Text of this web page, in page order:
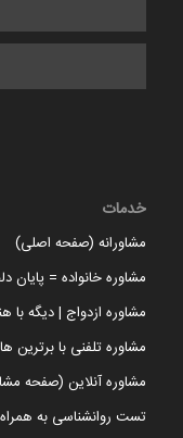
خدمات
مشاورانه (صفحه اصلی)
مشاوره خانواده =
مشاوره ازدواج | دیگه با
مشاوره تلفنی با برترین
مشاوره آنلاین (صفحه
تست روانشناسی به